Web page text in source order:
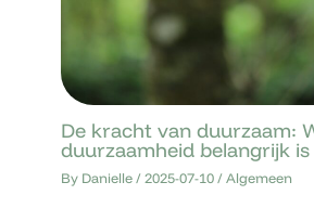
De kracht van duurzaam:
duurzaamheid belangrijk is
By Danielle/2025-07-10/Algemeen